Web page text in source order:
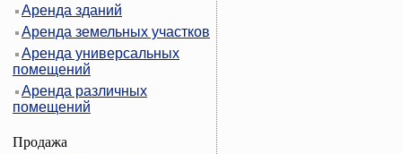
Аренда зданий
Аренда земельных участков
Аренда универсальных
помещений
Аренда различных
помещений
Продажа